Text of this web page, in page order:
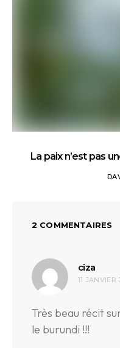
La paix n’est pas
2 COMMENTAIRES
ciza
11 JANVIER
Très beau récit
le burundi !!!